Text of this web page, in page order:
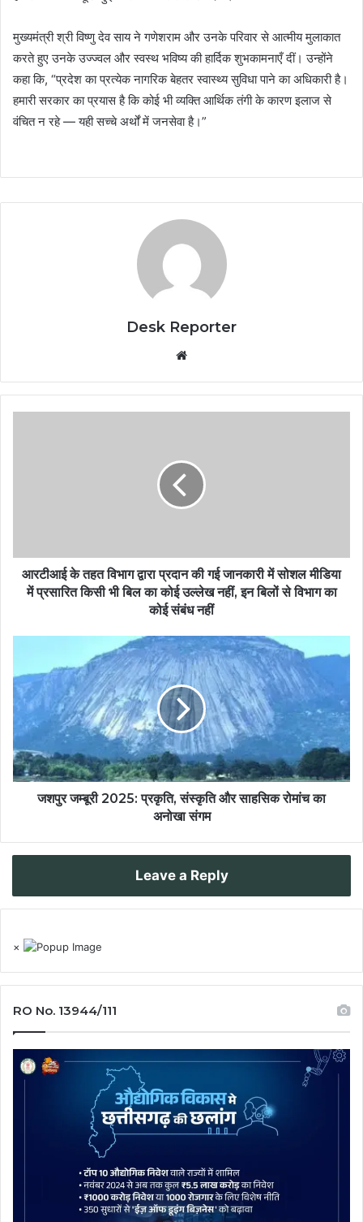
मुख्यमंत्री श्री विष्णु देव साय ने गणेशराम और उनके परिवार से आत्मीय मुलाकात
करते हुए उनके उज्ज्वल और स्वस्थ भविष्य की हार्दिक शुभकामनाएँ दीं। उन्होंने
कहा कि, “प्रदेश का प्रत्येक नागरिक बेहतर स्वास्थ्य सुविधा पाने का अधिकारी है।
हमारी सरकार का प्रयास है कि कोई भी व्यक्ति आर्थिक तंगी के कारण इलाज से
वंचित न रहे — यही सच्चे अर्थों में जनसेवा है।”
Desk Reporter
आरटीआई के तहत विभाग द्वारा प्रदान की गई जानकारी में सोशल मीडिया
में प्रसारित किसी भी बिल का कोई उल्लेख नहीं, इन बिलों से विभाग का
कोई संबंध नहीं
जशपुर जम्बूरी 2025: प्रकृति, संस्कृति और साहसिक रोमांच का
अनोखा संगम
Leave a Reply
×
RO No. 13944/111